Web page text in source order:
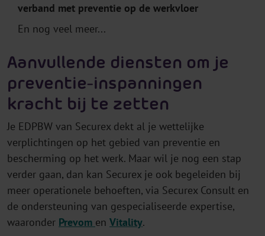
verband met preventie op de werkvloer
En nog veel meer...
Aanvullende diensten om je
preventie-inspanningen
kracht bij te zetten
Je EDPBW van Securex dekt al je wettelijke
verplichtingen op het gebied van preventie en
bescherming op het werk. Maar wil je nog een stap
verder gaan, dan kan Securex je ook begeleiden bij
meer operationele behoeften, via Securex Consult en
de ondersteuning van gespecialiseerde expertise,
waaronder Prevom en Vitality.